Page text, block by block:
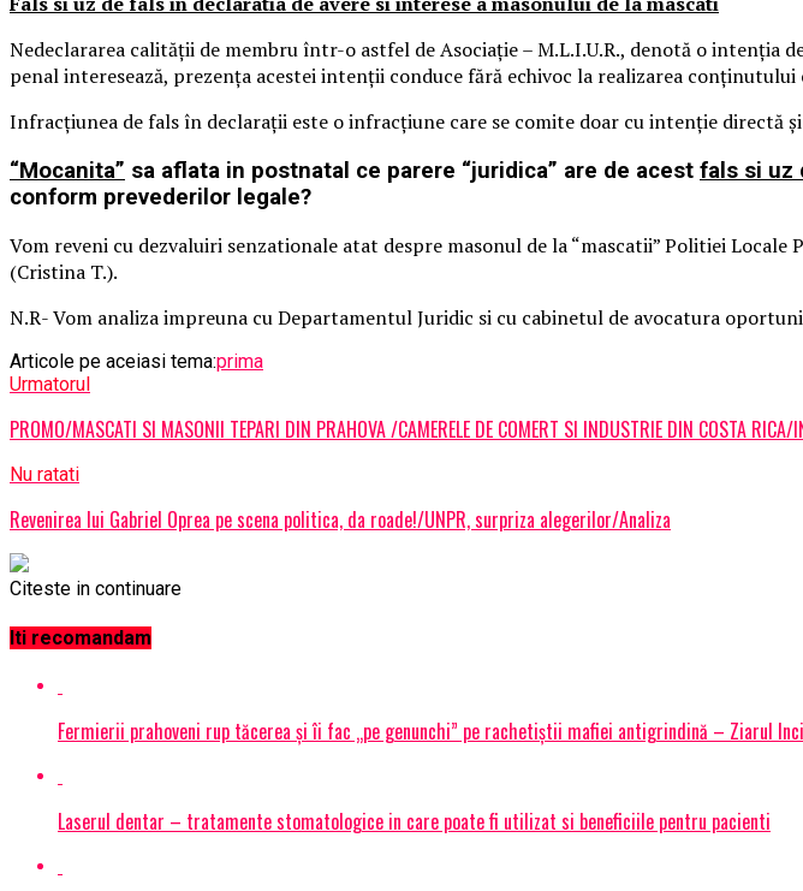
Nedeclararea calităţii de membru într-o astfel de Asociaţie – M.L.I.U.R., denotă o intenţia
penal interesează, prezenţa acestei intenţii conduce fără echivoc la realizarea
Infracţiunea de fals în declaraţii este o infracţiune care se comite doar cu intenţie directă
“Mocanita” sa aflata in postnatal ce parere “juridica” are de acest fals si uz
conform prevederilor legale?
Vom reveni cu dezvaluiri senzationale atat despre masonul de la “mascatii” Politiei
(Cristina T.).
N.R- Vom analiza impreuna cu Departamentul Juridic si cu cabinetul de avocatura
Articole pe aceiasi tema:prima
Urmatorul
PROMO/MASCATI SI MASONII TEPARI DIN PRAHOVA /CAMERELE DE COMERT SI INDUSTRIE DIN COSTA RICA/
Nu ratati
Revenirea lui Gabriel Oprea pe scena politica, da roade!/UNPR, surpriza alegerilor/Analiza
Citeste in continuare
Iti recomandam
Fermierii prahoveni rup tăcerea și îi fac „pe genunchi” pe rachetiștii mafiei antigrindină – Ziarul
Laserul dentar – tratamente stomatologice in care poate fi utilizat si beneficiile pentru pacienti